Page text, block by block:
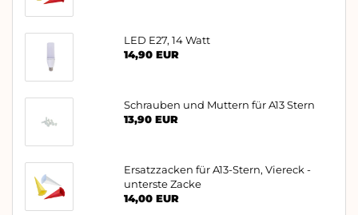
LED E27, 14 Watt
14,90 EUR
Schrauben und Muttern für A13 Stern
13,90 EUR
Ersatzzacken für A13-Stern, Viereck -
unterste Zacke
14,00 EUR